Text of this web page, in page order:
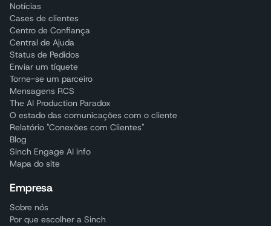
Notícias
Cases de clientes
Centro de Confiança
Central de Ajuda
Status de Pedidos
Enviar um tíquete
Torne-se um parceiro
Mensagens RCS
The AI Production Paradox
O estado das comunicações com o cliente
Relatório "Conexões com Clientes"
Blog
Sinch Engage AI info
Mapa do site
Empresa
Sobre nós
Por que escolher a Sinch